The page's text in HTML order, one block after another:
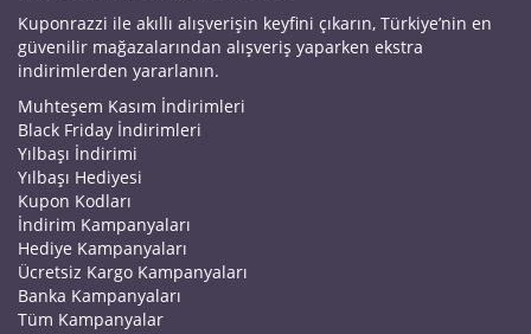
Kuponrazzi ile akıllı alışverişin keyfini çıkarın, Türkiye’nin en
güvenilir mağazalarından alışveriş yaparken ekstra
indirimlerden yararlanın.
Muhteşem Kasım İndirimleri
Black Friday İndirimleri
Yılbaşı İndirimi
Yılbaşı Hediyesi
Kupon Kodları
İndirim Kampanyaları
Hediye Kampanyaları
Ücretsiz Kargo Kampanyaları
Banka Kampanyaları
Tüm Kampanyalar